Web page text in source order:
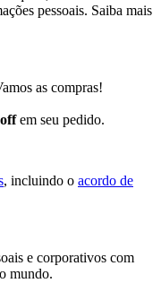
pessoais. Saiba mais
as compras!
em seu pedido.
, incluindo o acordo de
e corporativos com
mundo.